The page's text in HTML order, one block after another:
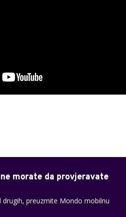
morate da provjeravate
preuzmite Mondo mobilnu